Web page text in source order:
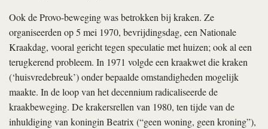
Ook de Provo-beweging was betrokken bij kraken. Ze
organiseerden op 5 mei 1970, bevrijdingsdag, een Nationale
Kraakdag, vooral gericht tegen speculatie met huizen; ook al een
terugkerend probleem. In 1971 volgde een kraakwet die kraken
(‘huisvredebreuk’) onder bepaalde omstandigheden mogelijk
maakte. In de loop van het decennium radicaliseerde de
kraakbeweging. De krakersrellen van 1980, ten tijde van de
inhuldiging van koningin Beatrix (“geen woning, geen kroning”),